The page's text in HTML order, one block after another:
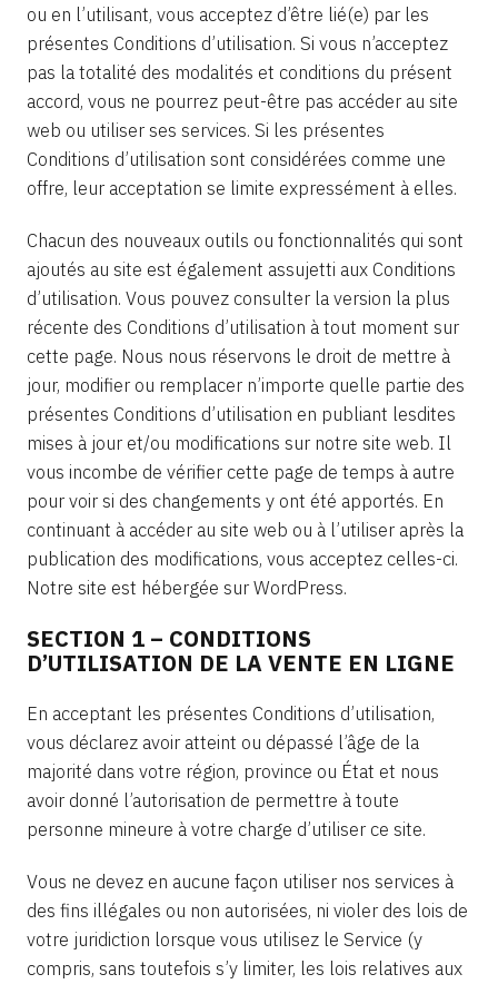
ou en l’utilisant, vous acceptez d’être lié(e) par les
présentes Conditions d’utilisation. Si vous n’acceptez
pas la totalité des modalités et conditions du présent
accord, vous ne pourrez peut-être pas accéder au site
web ou utiliser ses services. Si les présentes
Conditions d’utilisation sont considérées comme une
offre, leur acceptation se limite expressément à elles.
Chacun des nouveaux outils ou fonctionnalités qui sont
ajoutés au site est également assujetti aux Conditions
d’utilisation. Vous pouvez consulter la version la plus
récente des Conditions d’utilisation à tout moment sur
cette page. Nous nous réservons le droit de mettre à
jour, modifier ou remplacer n’importe quelle partie des
présentes Conditions d’utilisation en publiant lesdites
mises à jour et/ou modifications sur notre site web. Il
vous incombe de vérifier cette page de temps à autre
pour voir si des changements y ont été apportés. En
continuant à accéder au site web ou à l’utiliser après la
publication des modifications, vous acceptez celles-ci.
Notre site est hébergée sur WordPress.
SECTION 1 – CONDITIONS
D’UTILISATION DE LA VENTE EN LIGNE
En acceptant les présentes Conditions d’utilisation,
vous déclarez avoir atteint ou dépassé l’âge de la
majorité dans votre région, province ou État et nous
avoir donné l’autorisation de permettre à toute
personne mineure à votre charge d’utiliser ce site.
Vous ne devez en aucune façon utiliser nos services à
des fins illégales ou non autorisées, ni violer des lois de
votre juridiction lorsque vous utilisez le Service (y
compris, sans toutefois s’y limiter, les lois relatives aux